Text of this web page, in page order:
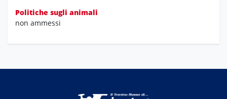
Politiche sugli animali
non ammessi